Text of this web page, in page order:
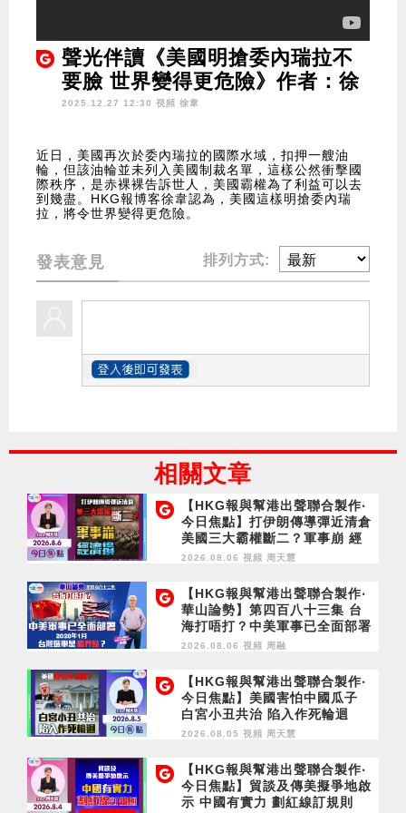
聲光伴讀《美國明搶委內瑞拉不
要臉 世界變得更危險》作者：徐
韋
2025.12.27 12:30 視頻 徐韋
近日，美國再次於委內瑞拉的國際水域，扣押一艘油
輪，但該油輪並未列入美國制裁名單，這樣公然衝擊國
際秩序，是赤裸裸告訴世人，美國霸權為了利益可以去
到幾盡。HKG報博客徐韋認為，美國這樣明搶委內瑞
拉，將令世界變得更危險。
發表意見 排列方式:
相關文章
【HKG報與幫港出聲聯合製作‧
今日焦點】打伊朗傳導彈近清倉
美國三大霸權斷二？軍事崩 經
濟損
2026.08.06 視頻 周天慧
【HKG報與幫港出聲聯合製作‧
華山論勢】第四百八十三集 台
海打唔打？中美軍事已全面部署
2028年1月台灣選舉是臨界點？
2026.08.06 視頻 周融
【HKG報與幫港出聲聯合製作‧
今日焦點】美國害怕中國瓜子
白宮小丑共治 陷入作死輪迴
2026.08.05 視頻 周天慧
【HKG報與幫港出聲聯合製作‧
今日焦點】貿談及傳美擬爭地啟
示 中國有實力 劃紅線訂規則